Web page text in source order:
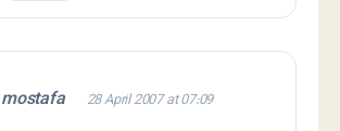
mostafa 28 April 2007 at 07:09